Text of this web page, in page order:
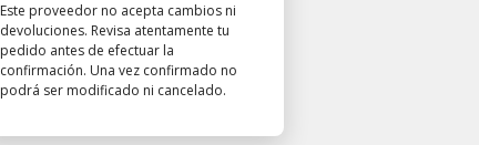
Este proveedor no acepta cambios ni
devoluciones. Revisa atentamente tu
pedido antes de efectuar la
confirmación. Una vez confirmado no
podrá ser modificado ni cancelado.